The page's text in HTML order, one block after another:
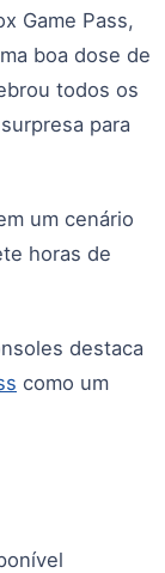
Game Pass,
boa dose de
todos os
para
um cenário
horas de
destaca
como um